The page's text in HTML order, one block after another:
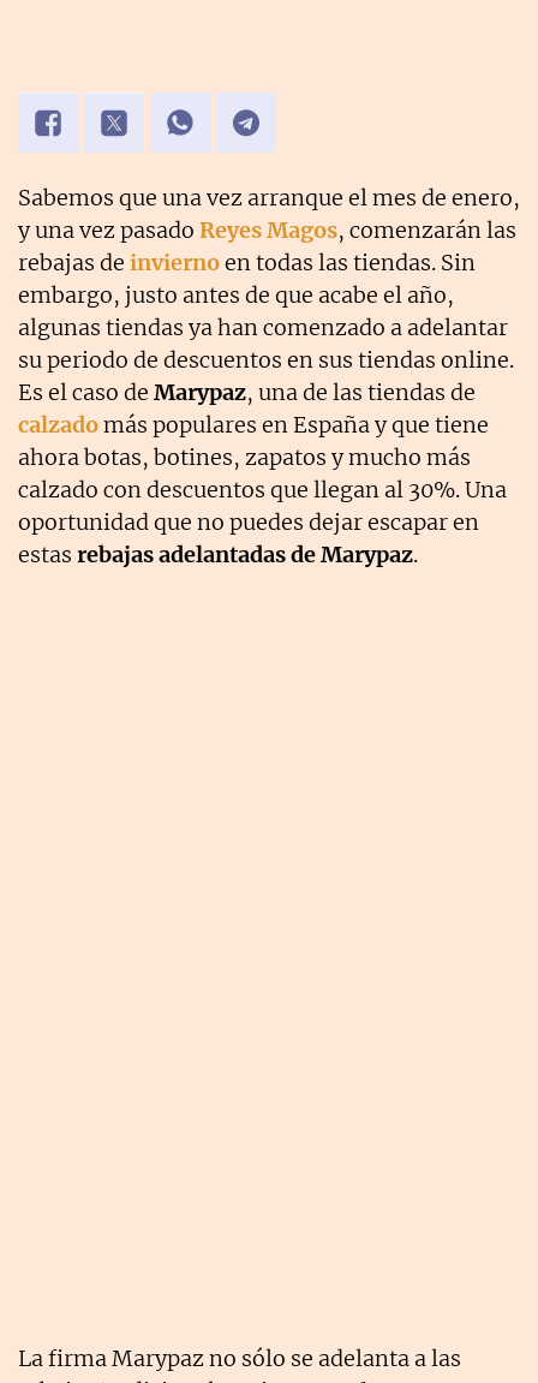
Sabemos que una vez arranque el mes de enero,
y una vez pasado Reyes Magos, comenzarán las
rebajas de inviernoen todas las tiendas. Sin
embargo, justo antes de que acabe el año,
algunas tiendas ya han comenzado a adelantar
su periodo de descuentos en sus tiendas online.
Es el caso de Marypaz, una de las tiendas de
calzadomás populares en España y que tiene
ahora botas, botines, zapatos y mucho más
calzado con descuentos que llegan al 30%. Una
oportunidad que no puedes dejar escapar en
estas rebajas adelantadas de Marypaz.
La firma Marypaz no sólo se adelanta a las